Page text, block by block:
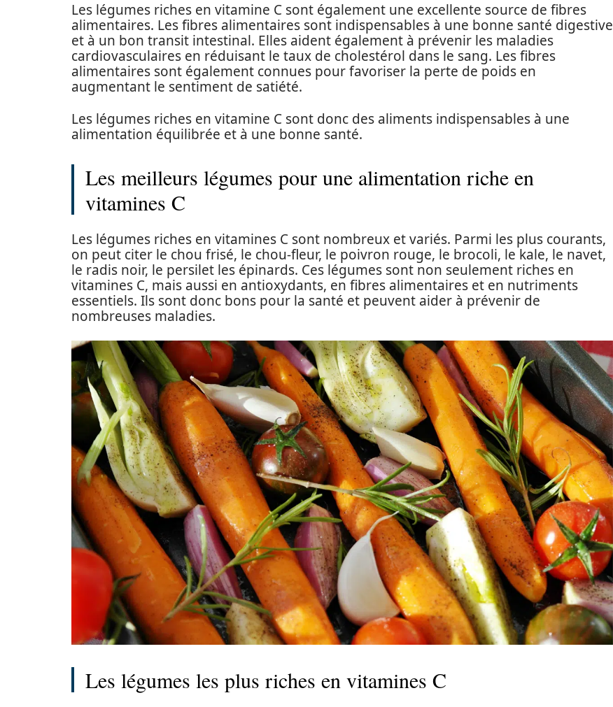
Les légumes riches en vitamine C sont également une excellente source de fibres
alimentaires. Les fibres alimentaires sont indispensables à une bonne santé digestive
et à un bon transit intestinal. Elles aident également à prévenir les maladies
cardiovasculaires en réduisant le taux de cholestérol dans le sang. Les fibres
alimentaires sont également connues pour favoriser la perte de poids en
augmentant le sentiment de satiété.
Les légumes riches en vitamine C sont donc des aliments indispensables à une
alimentation équilibrée et à une bonne santé.
Les meilleurs légumes pour une alimentation riche en
vitamines C
Les légumes riches en vitamines C sont nombreux et variés. Parmi les plus courants,
on peut citer le chou frisé, le chou-fleur, le poivron rouge, le brocoli, le kale, le navet,
le radis noir, le persilet les épinards. Ces légumes sont non seulement riches en
vitamines C, mais aussi en antioxydants, en fibres alimentaires et en nutriments
essentiels. Ils sont donc bons pour la santé et peuvent aider à prévenir de
nombreuses maladies.
Les légumes les plus riches en vitamines C